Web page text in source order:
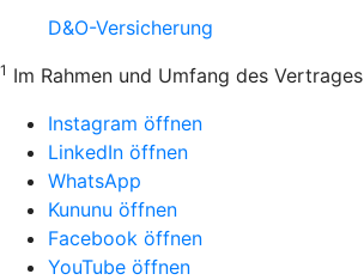
D&O-Versicherung
1 Im Rahmen und Umfang des Vertrages
Instagram öffnen
LinkedIn öffnen
WhatsApp
Kununu öffnen
Facebook öffnen
YouTube öffnen